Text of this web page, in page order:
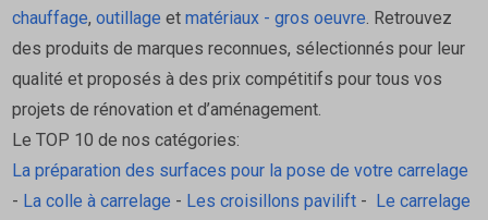
chauffage, outillage et matériaux - gros oeuvre. Retrouvez
des produits de marques reconnues, sélectionnés pour leur
qualité et proposés à des prix compétitifs pour tous vos
projets de rénovation et d’aménagement.
Le TOP 10 de nos catégories:
La préparation des surfaces pour la pose de votre carrelage
- La colle à carrelage - Les croisillons pavilift- Le carrelage